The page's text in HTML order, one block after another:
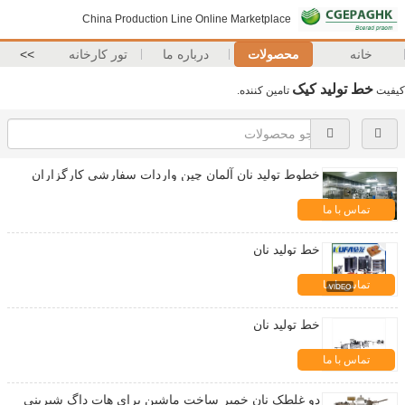
China Production Line Online Marketplace
خانه محصولات درباره ما تور کارخانه >>
کیفیت خط تولید کیک تامین کننده.
خطوط تولید نان آلمان چین واردات سفارشی کارگزاران
تماس با ما
خط تولید نان
تماس با ما
خط تولید نان
تماس با ما
دو غلطک نان خمیر ساخت ماشین برای هات داگ شیرینی